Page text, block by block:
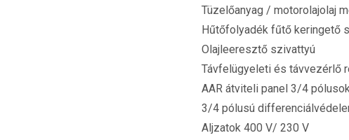
Tüzelőanyag / motorolajolaj
Hűtőfolyadék fűtő keringető
Olajleeresztő szivattyú
Távfelügyeleti és távvezérlő
AAR átviteli panel 3/4
3/4 pólusú
Aljzatok 400 V/ 230 V